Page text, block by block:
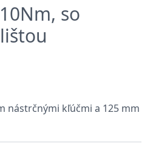
so
nástrčnými kľúčmi a 125 mm